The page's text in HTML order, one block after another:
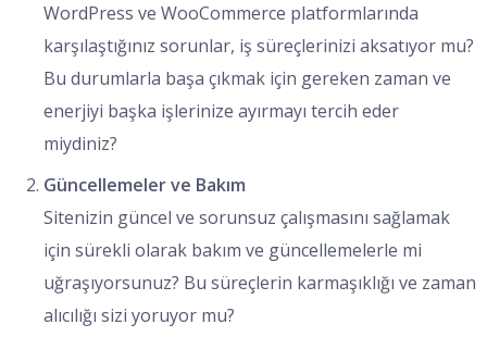
WordPress ve WooCommerce platformlarında
karşılaştığınız sorunlar, iş süreçlerinizi aksatıyor mu?
Bu durumlarla başa çıkmak için gereken zaman ve
enerjiyi başka işlerinize ayırmayı tercih eder
miydiniz?
Güncellemeler ve Bakım
Sitenizin güncel ve sorunsuz çalışmasını sağlamak
için sürekli olarak bakım ve güncellemelerle mi
uğraşıyorsunuz? Bu süreçlerin karmaşıklığı ve zaman
alıcılığı sizi yoruyor mu?